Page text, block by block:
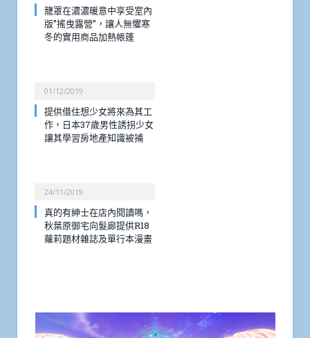
籠罩在濃濃暖意中享受室內
版”搖曳露營”，讓人無懼寒
冬的實用商品加熱帳篷
01/12/2019
提供借住想少女將來為其工
作，日本37歲男性誘拐少女
讓其學習房地產知識被捕
24/11/2019
真的有紳士在店內閱讀嗎，
秋葉原御宅向髮廊提供R18
蘿莉題材雜誌及單行本漫畫